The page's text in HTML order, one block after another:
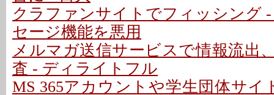
クラファンサイトでフィッシング
セージ機能を悪用
メルマガ送信サービスで情報流出
査 - ディライトフル
MS 365アカウントや学生団体サイ